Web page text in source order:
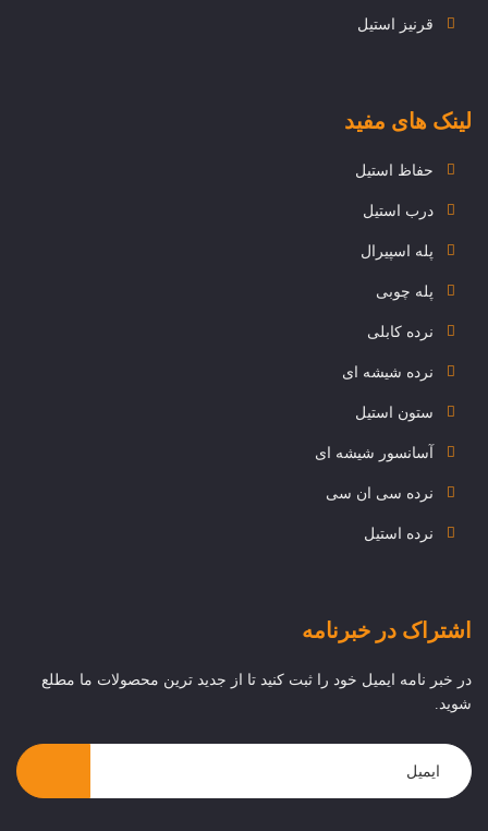
قرنیز استیل
لینک های مفید
حفاظ استیل
درب استیل
پله اسپیرال
پله چوبی
نرده کابلی
نرده شیشه ای
ستون استیل
آسانسور شیشه ای
نرده سی ان سی
نرده استیل
اشتراک در خبرنامه
در خبر نامه ایمیل خود را ثبت کنید تا از جدید ترین محصولات ما مطلع
شوید.